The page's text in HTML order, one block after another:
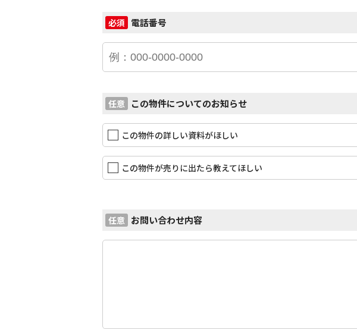
必須 電話番号
任意 この物件についてのお知らせ
この物件の詳しい資料がほしい
この物件が売りに出たら教えてほしい
任意 お問い合わせ内容